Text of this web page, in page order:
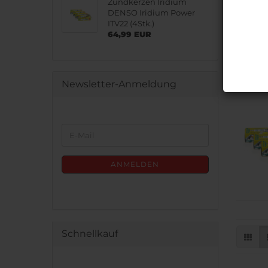
DENSO Iridium Power
ITV22 (4Stk.)
64,99 EUR
Newsletter-Anmeldung
ANMELDUNGANMELDEN
Schnellkauf